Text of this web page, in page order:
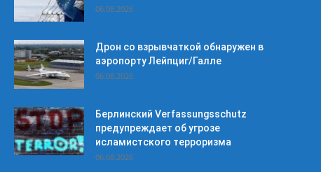
06.08.2026
Дрон со взрывчаткой обнаружен в
аэропорту Лейпциг/Галле
06.08.2026
Берлинский Verfassungsschutz
предупреждает об угрозе
исламистского терроризма
06.08.2026